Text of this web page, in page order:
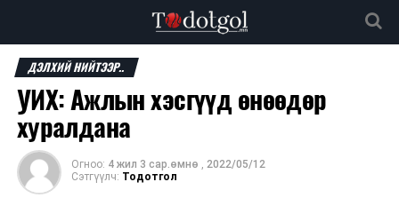
ДЭЛХИЙ НИЙТЭЭР..
УИХ: Ажлын хэсгүүд өнөөдөр
хуралдана
Огноо: 4 жил 3 сар.өмнө , 2022/05/12
Сэтгүүлч: Тодотгол